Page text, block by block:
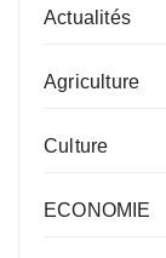
Actualités
Agriculture
Culture
ECONOMIE